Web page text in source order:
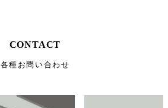
CONTACT
各種お問い合わせ